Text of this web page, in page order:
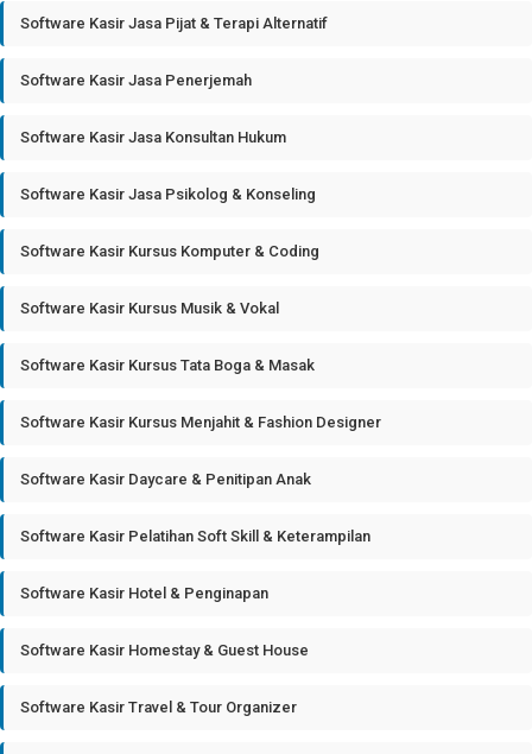
Software Kasir Jasa Pijat & Terapi Alternatif
Software Kasir Jasa Penerjemah
Software Kasir Jasa Konsultan Hukum
Software Kasir Jasa Psikolog & Konseling
Software Kasir Kursus Komputer & Coding
Software Kasir Kursus Musik & Vokal
Software Kasir Kursus Tata Boga & Masak
Software Kasir Kursus Menjahit & Fashion Designer
Software Kasir Daycare & Penitipan Anak
Software Kasir Pelatihan Soft Skill & Keterampilan
Software Kasir Hotel & Penginapan
Software Kasir Homestay & Guest House
Software Kasir Travel & Tour Organizer